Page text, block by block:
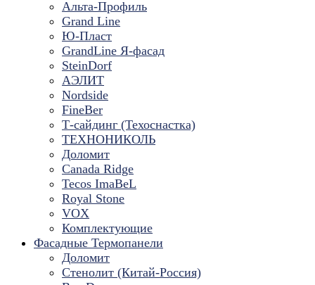
Альта-Профиль
Grand Line
Ю-Пласт
GrandLine Я-фасад
SteinDorf
АЭЛИТ
Nordside
FineBer
Т-сайдинг (Техоснастка)
ТЕХНОНИКОЛЬ
Доломит
Canada Ridge
Tecos ImaBeL
Royal Stone
VOX
Комплектующие
Фасадные Термопанели
Доломит
Стенолит (Китай-Россия)